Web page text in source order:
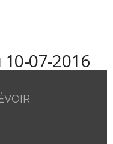
07-2016